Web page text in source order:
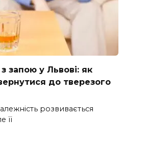
запою у Львові: як
до тверезого
розвивається
її